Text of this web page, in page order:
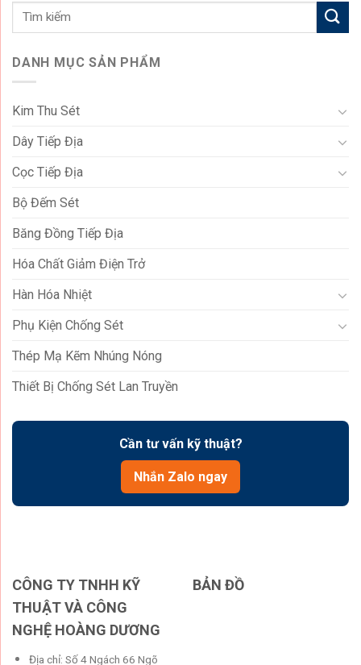
DANH MỤC SẢN PHẨM
Kim Thu Sét
Dây Tiếp Địa
Cọc Tiếp Địa
Bộ Đếm Sét
Băng Đồng Tiếp Địa
Hóa Chất Giảm Điện Trở
Hàn Hóa Nhiệt
Phụ Kiện Chống Sét
Thép Mạ Kẽm Nhúng Nóng
Thiết Bị Chống Sét Lan Truyền
Cần tư vấn kỹ thuật?
Nhắn Zalo ngay
CÔNG TY TNHH KỸ
THUẬT VÀ CÔNG
NGHỆ HOÀNG DƯƠNG
Địa chỉ: Số 4 Ngách 66 Ngõ
BẢN ĐỒ